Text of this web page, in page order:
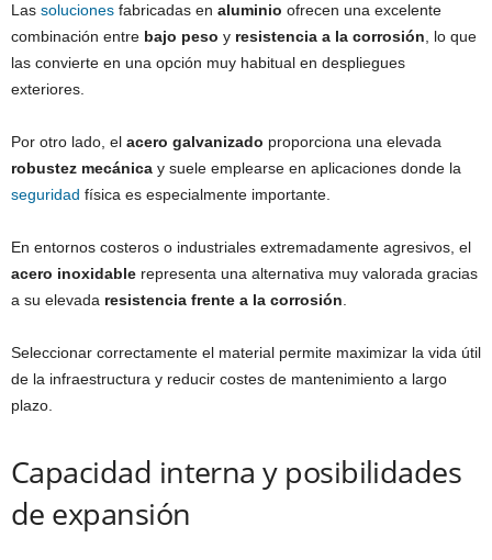
Las soluciones fabricadas en aluminio ofrecen una excelente
combinación entre bajo peso y resistencia a la corrosión , lo que
las convierte en una opción muy habitual en despliegues
exteriores.
Por otro lado, el acero galvanizado proporciona una elevada
robustez mecánica y suele emplearse en aplicaciones donde la
seguridad física es especialmente importante.
En entornos costeros o industriales extremadamente agresivos, el
acero inoxidable representa una alternativa muy valorada gracias
a su elevada resistencia frente a la corrosión
Seleccionar correctamente el material permite maximizar la vida útil
de la infraestructura y reducir costes de mantenimiento a largo
plazo.
Capacidad interna y posibilidades
de expansión